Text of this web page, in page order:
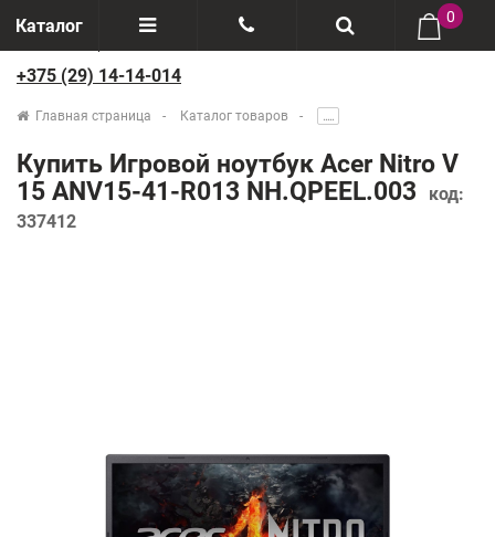
Каталог
Отзывы
Производители
Возврат товаров
+375(29) 888-44-44
0
+375 (29) 14-14-014
Главная страница Каталог товаров .....
Купить Игровой ноутбук Acer Nitro V
15 ANV15-41-R013 NH.QPEEL.003
код:
337412